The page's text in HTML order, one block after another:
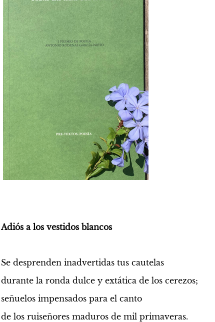
Adiós a los vestidos blancos
Se desprenden inadvertidas tus cautelas
durante la ronda dulce y extática de los cerezos;
señuelos impensados para el canto
de los ruiseñores maduros de mil primaveras.